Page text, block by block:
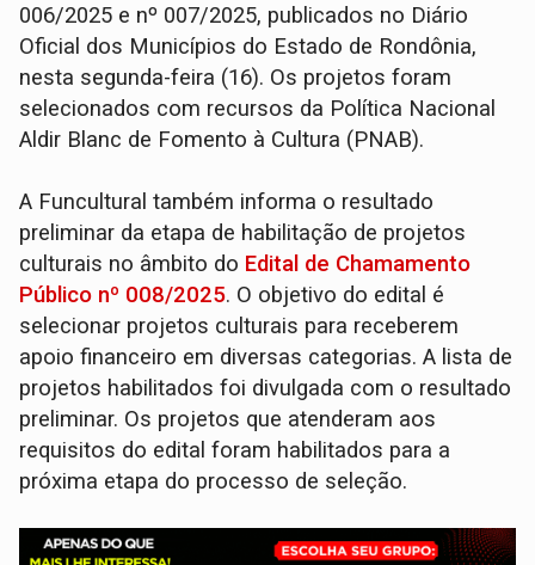
006/2025 e nº 007/2025, publicados no Diário
Oficial dos Municípios do Estado de Rondônia,
nesta segunda-feira (16). Os projetos foram
selecionados com recursos da Política Nacional
Aldir Blanc de Fomento à Cultura (PNAB).
A Funcultural também informa o resultado
preliminar da etapa de habilitação de projetos
culturais no âmbito do Edital de Chamamento
Público nº 008/2025. O objetivo do edital é
selecionar projetos culturais para receberem
apoio financeiro em diversas categorias. A lista de
projetos habilitados foi divulgada com o resultado
preliminar. Os projetos que atenderam aos
requisitos do edital foram habilitados para a
próxima etapa do processo de seleção.